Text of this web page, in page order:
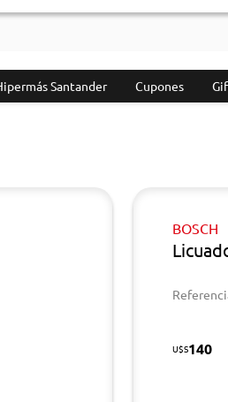
Santander Cupones
BOSCH
U$S140